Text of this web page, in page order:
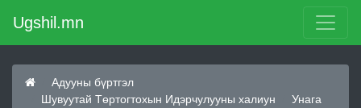
Ugshil.mn
Адууны бүртгэл
Шувуутай Төртогтохын Идэрчулууны халиун
Унага